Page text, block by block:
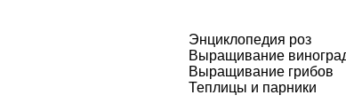
Энциклопедия роз
Выращивание
Выращивание грибов
Теплицы и парники